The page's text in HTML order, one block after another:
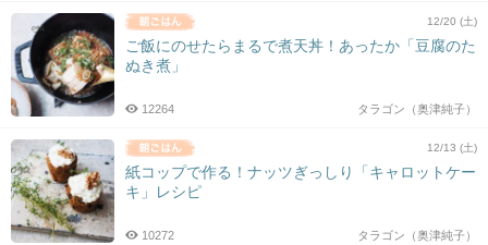
12/20 (土)
ご飯にのせたらまるで煮天丼！あったか「豆腐のた
ぬき煮」
タラゴン（奥津純子）
12264
12/13 (土)
紙コップで作る！ナッツぎっしり「キャロットケー
キ」レシピ
タラゴン（奥津純子）
10272